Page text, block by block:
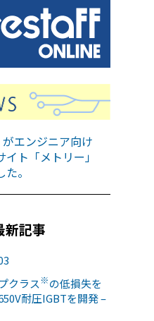
エンジニア向け
ト「メトリー」
。
新記事
クラス※の低損失を
耐圧IGBTを開発 –